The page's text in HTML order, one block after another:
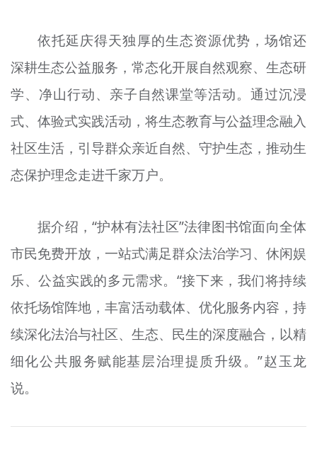
依托延庆得天独厚的生态资源优势，场馆还
深耕生态公益服务，常态化开展自然观察、生态研
学、净山行动、亲子自然课堂等活动。通过沉浸
式、体验式实践活动，将生态教育与公益理念融入
社区生活，引导群众亲近自然、守护生态，推动生
态保护理念走进千家万户。
据介绍，“护林有法社区”法律图书馆面向全体
市民免费开放，一站式满足群众法治学习、休闲娱
乐、公益实践的多元需求。“接下来，我们将持续
依托场馆阵地，丰富活动载体、优化服务内容，持
续深化法治与社区、生态、民生的深度融合，以精
细化公共服务赋能基层治理提质升级。”赵玉龙
说。